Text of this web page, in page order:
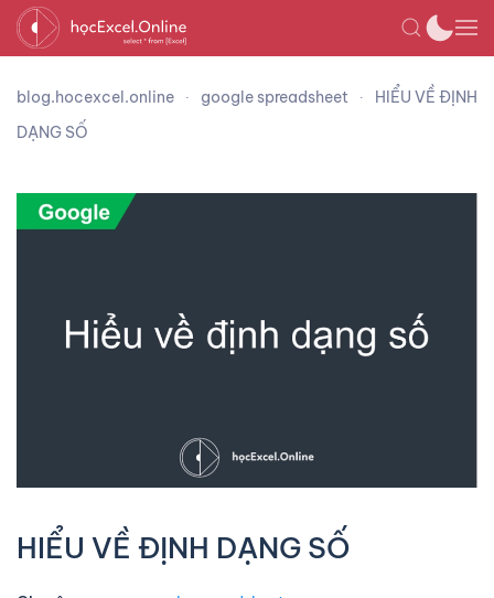
blog.hocexcel.online google spreadsheet
HIỂU VỀ ĐỊNH
DẠNG SỐ
HIỂU VỀ ĐỊNH DẠNG SỐ